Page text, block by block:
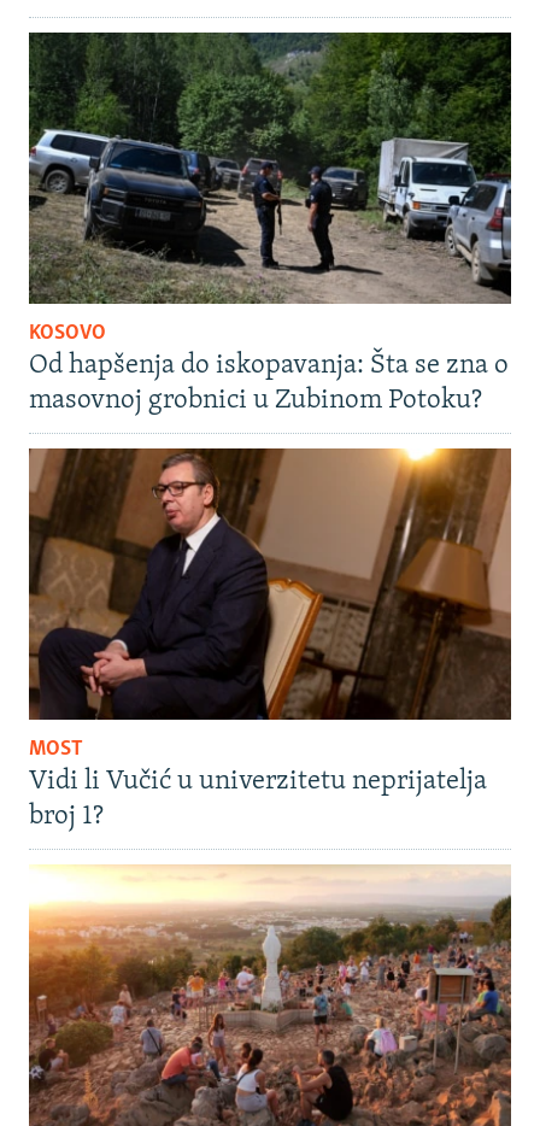
KOSOVO
Od hapšenja do iskopavanja: Šta se zna o
masovnoj grobnici u Zubinom Potoku?
MOST
Vidi li Vučić u univerzitetu neprijatelja
broj 1?